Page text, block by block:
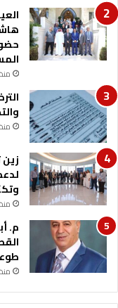
منذ 4 أسابيع
م.
منذ 3 أسابيع